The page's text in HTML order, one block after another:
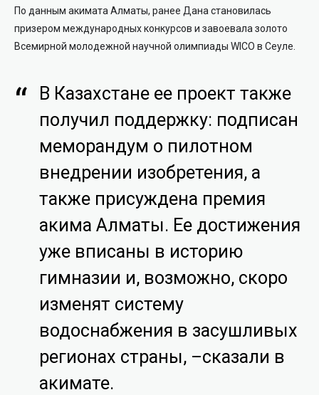
По данным акимата Алматы, ранее Дана становилась
призером международных конкурсов и завоевала золото
Всемирной молодежной научной олимпиады WICO в Сеуле.
В Казахстане ее проект также
получил поддержку: подписан
меморандум о пилотном
внедрении изобретения, а
также присуждена премия
акима Алматы. Ее достижения
уже вписаны в историю
гимназии и, возможно, скоро
изменят систему
водоснабжения в засушливых
регионах страны, –сказали в
акимате.